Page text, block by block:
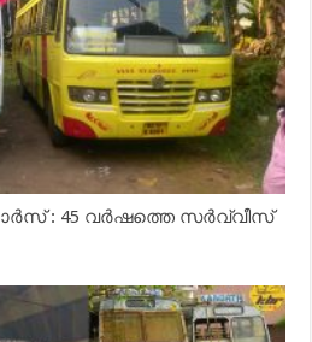
: 45 വർഷത്തെ സർവ്വീസ്